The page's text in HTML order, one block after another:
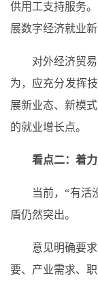
供用工支持服务
展数字经济就业
对外经济贸
为，应充分发挥
展新业态、新模
的就业增长点。
看点二：着
当前，“有活
盾仍然突出。
意见明确要
要、产业需求、